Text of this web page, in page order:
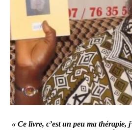
« Ce livre, c’est un peu ma thérapie,